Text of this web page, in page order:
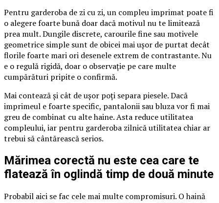
Pentru garderoba de zi cu zi, un compleu imprimat poate fi
o alegere foarte bună doar dacă motivul nu te limitează
prea mult. Dungile discrete, carourile fine sau motivele
geometrice simple sunt de obicei mai ușor de purtat decât
florile foarte mari ori desenele extrem de contrastante. Nu
e o regulă rigidă, doar o observație pe care multe
cumpărături pripite o confirmă.
Mai contează și cât de ușor poți separa piesele. Dacă
imprimeul e foarte specific, pantalonii sau bluza vor fi mai
greu de combinat cu alte haine. Asta reduce utilitatea
compleului, iar pentru garderoba zilnică utilitatea chiar ar
trebui să cântărească serios.
Mărimea corectă nu este cea care te
flatează în oglindă timp de două minute
Probabil aici se fac cele mai multe compromisuri. O haină